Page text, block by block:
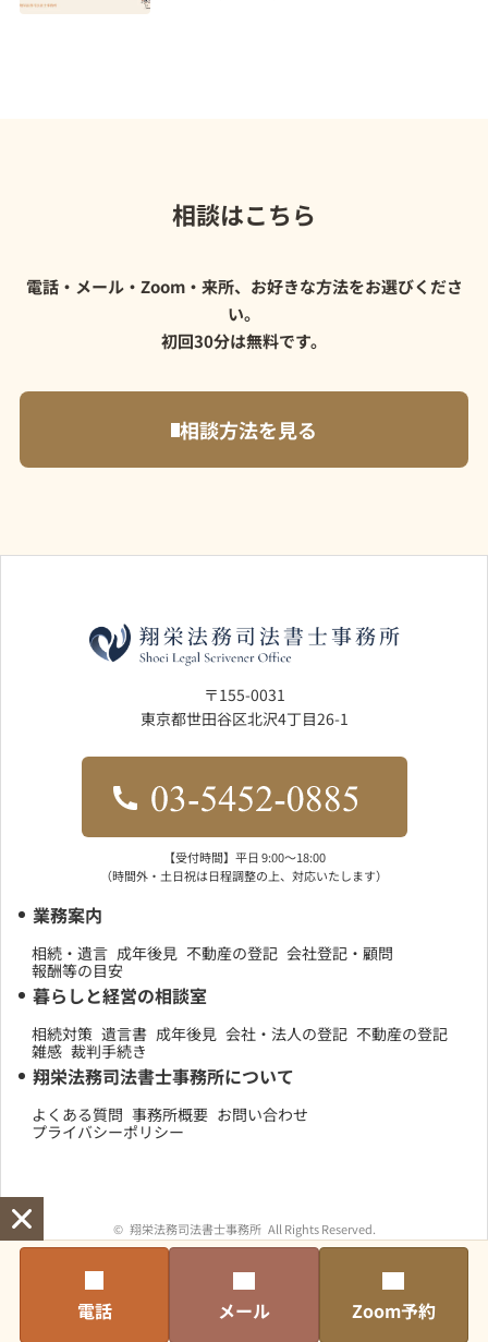
相談はこちら
電話・メール・Zoom・来所、お好きな方法をお選びくださ
い。
初回30分は無料です。
相談方法を見る
〒155-0031
東京都世田谷区北沢4丁目26-1
【受付時間】平日 9:00〜18:00
（時間外・土日祝は日程調整の上、対応いたします）
業務案内
相続・遺言 成年後見 不動産の登記 会社登記・顧問
報酬等の目安
暮らしと経営の相談室
相続対策 遺言書 成年後見 会社・法人の登記 不動産の登記
雑感 裁判手続き
翔栄法務司法書士事務所について
よくある質問 事務所概要 お問い合わせ
プライバシーポリシー
© 翔栄法務司法書士事務所 All Rights Reserved.
電話 メール Zoom予約